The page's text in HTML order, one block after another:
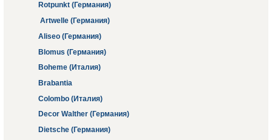
Rotpunkt (Германия)
Artwelle (Германия)
Aliseo (Германия)
Blomus (Германия)
Boheme (Италия)
Brabantia
Colombo (Италия)
Decor Walther (Германия)
Dietsche (Германия)